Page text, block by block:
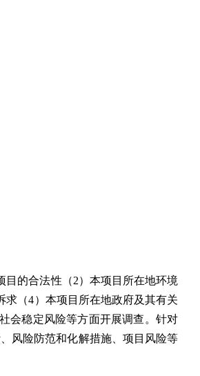
目的合法性（2）本项目所在地环境
求（4）本项目所在地政府及其有关
会稳定风险等方面开展调查。针对
风险防范和化解措施、项目风险等